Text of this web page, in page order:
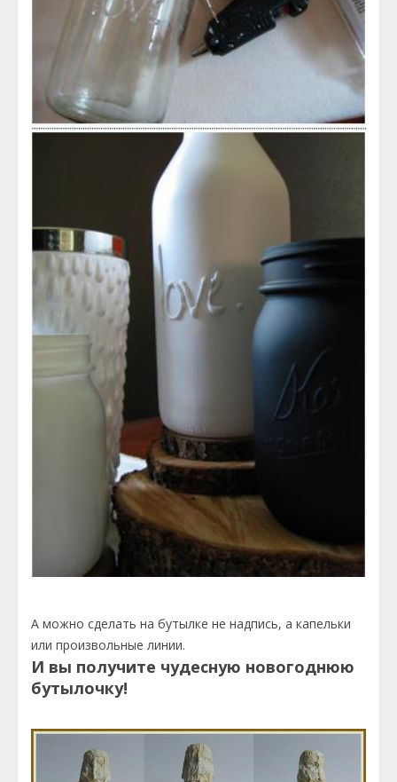
А можно сделать на бутылке не надпись, а капельки
или произвольные линии.
И вы получите чудесную новогоднюю
бутылочку!